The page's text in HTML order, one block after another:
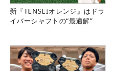
新『TENSEIオレンジ』はドラ
イバーシャフトの“最適解”